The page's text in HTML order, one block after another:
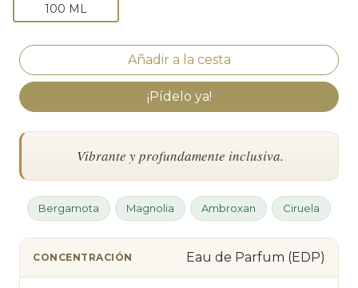
100 ML
¡Pídelo ya!
Vibrante y profundamente inclusiva.
Bergamota Magnolia Ambroxan Ciruela
CONCENTRACIÓN Eau de Parfum (EDP)